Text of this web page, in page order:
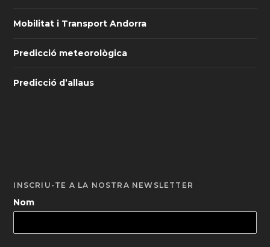
Mobilitat i Transport Andorra
Predicció meteorològica
Predicció d’allaus
INSCRIU-TE A LA NOSTRA NEWSLETTER
Nom